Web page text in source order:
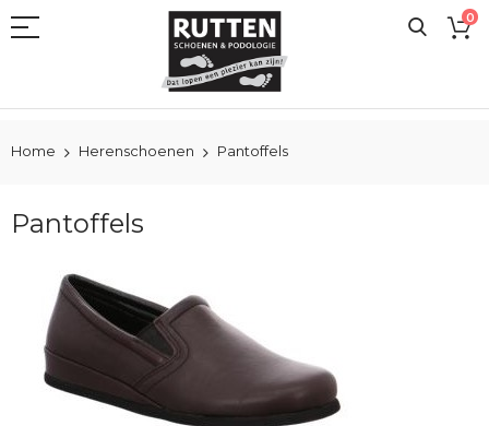
naar
0
Home Herenschoenen Pantoffels
Pantoffels